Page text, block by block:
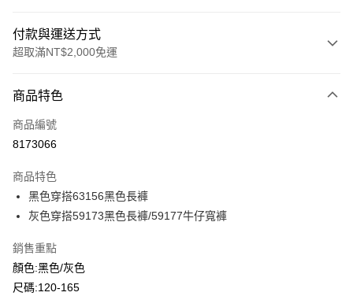
付款與運送方式
超取滿NT$2,000免運
信用卡一次付款
超商取貨付款
Apple Pay
Google Pay
ATM付款
運送方式
商品特色
商品編號
8173066
商品特色
黑色穿搭63156黑色長褲
灰色穿搭59173黑色長褲/59177牛仔寬褲
銷售重點
顏色:黑色/灰色
尺碼:120-165